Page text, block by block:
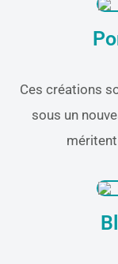
Ces créations
sous un